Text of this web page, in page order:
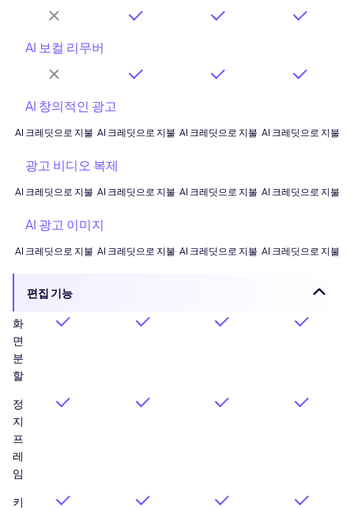
AI 보컬 리무버
AI 창의적인 광고
AI 크레딧으로 지불 AI 크레딧으로 지불 AI 크레딧으로 지불 AI 크레딧으로 지불
광고 비디오 복제
AI 크레딧으로 지불 AI 크레딧으로 지불 AI 크레딧으로 지불 AI 크레딧으로 지불
AI 광고 이미지
AI 크레딧으로 지불 AI 크레딧으로 지불 AI 크레딧으로 지불 AI 크레딧으로 지불
편집 기능
화
면
분
할
정
지
프
레
임
키